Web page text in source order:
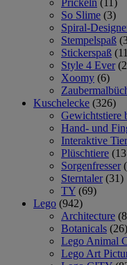
Prickeln (11)
So Slime (3)
Spiral-
Stempelspaß
Stickerspaß
Style 4 Ever
Xoomy (6)
Kuschelecke (326)
Gewichtstiere
Hand- und
Interaktive
Plüschtiere
Sorgenfresser
Sterntaler (31)
TY (69)
Lego (942)
Architecture
Botanicals (26)
Lego Animal
Lego Art